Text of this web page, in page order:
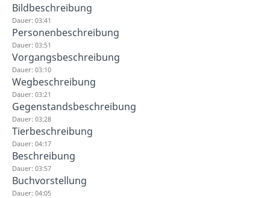
Bildbeschreibung
Dauer: 03:41
Personenbeschreibung
Dauer: 03:51
Vorgangsbeschreibung
Dauer: 03:10
Wegbeschreibung
Dauer: 03:21
Gegenstandsbeschreibung
Dauer: 03:28
Tierbeschreibung
Dauer: 04:17
Beschreibung
Dauer: 03:57
Buchvorstellung
Dauer: 04:05